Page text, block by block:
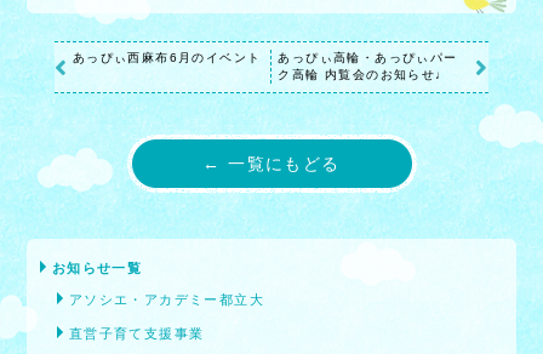
あっぴぃ西麻布6月のイベント
あっぴぃ高輪・あっぴぃパー
ク高輪 内覧会のお知らせ♩
← 一覧にもどる
お知らせ一覧
アソシエ・アカデミー都立大
直営子育て支援事業